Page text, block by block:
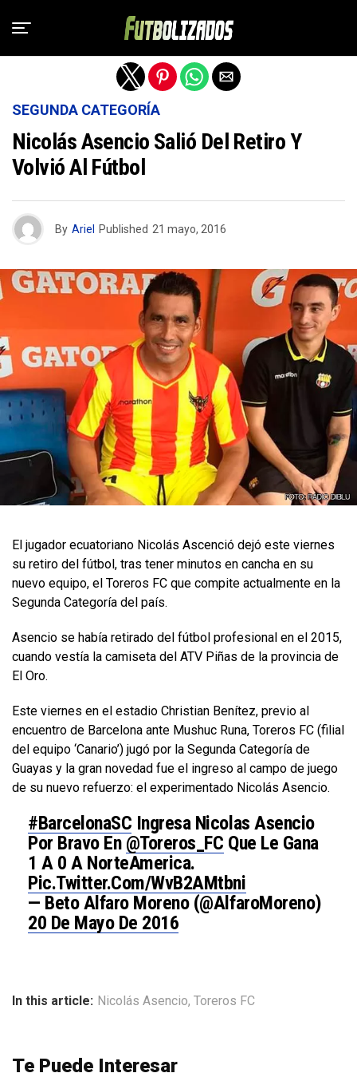
SEGUNDA CATEGORÍA
Nicolás Asencio Salió Del Retiro Y
Volvió Al Fútbol
By Ariel Published 21 mayo, 2016
El jugador ecuatoriano Nicolás Ascenció dejó este viernes
su retiro del fútbol, tras tener minutos en cancha en su
nuevo equipo, el Toreros FC que compite actualmente en la
Segunda Categoría del país.
Asencio se había retirado del fútbol profesional en el 2015,
cuando vestía la camiseta del ATV Piñas de la provincia de
El Oro.
Este viernes en el estadio Christian Benítez, previo al
encuentro de Barcelona ante Mushuc Runa, Toreros FC (filial
del equipo ‘Canario’) jugó por la Segunda Categoría de
Guayas y la gran novedad fue el ingreso al campo de juego
de su nuevo refuerzo: el experimentado Nicolás Asencio.
#BarcelonaSC Ingresa Nicolas Asencio
Por Bravo En @Toreros_FC Que Le Gana
1 A 0 A NorteAmerica.
Pic.twitter.com/wvB2AMtbni
— Beto Alfaro Moreno (@AlfaroMoreno)
20 De Mayo De 2016
In this article: Nicolás Asencio, Toreros FC
Te Puede Interesar
Salir de la versión móvil